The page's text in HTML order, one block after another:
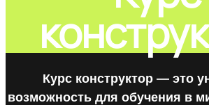
Курс конструктор — это
возможность для обучения в